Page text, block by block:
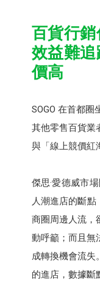
百貨行
效益難
價高
SOGO 在首都
其他零售百貨業
與「線上競價紅
傑思·愛德威市
人潮進店的斷點
商圈周邊人流，
動呼籲；而且無
成轉換機會流失
的進店，數據斷